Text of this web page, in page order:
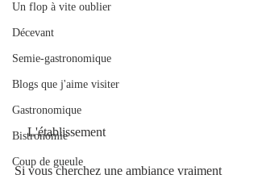
Un flop à vite oublier
Décevant
Semie-gastronomique
Blogs que j'aime visiter
Gastronomique
Bistronomie
Coup de gueule
    L'établissement
Si vous cherchez une ambiance vraiment